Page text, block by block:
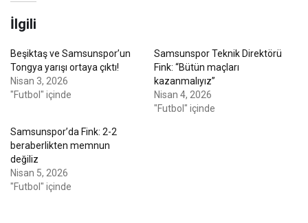
İlgili
Beşiktaş ve Samsunspor’un
Tongya yarışı ortaya çıktı!
Nisan 3, 2026
"Futbol" içinde
Samsunspor Teknik Direktörü
Fink: “Bütün maçları
kazanmalıyız”
Nisan 4, 2026
"Futbol" içinde
Samsunspor’da Fink: 2-2
beraberlikten memnun
değiliz
Nisan 5, 2026
"Futbol" içinde